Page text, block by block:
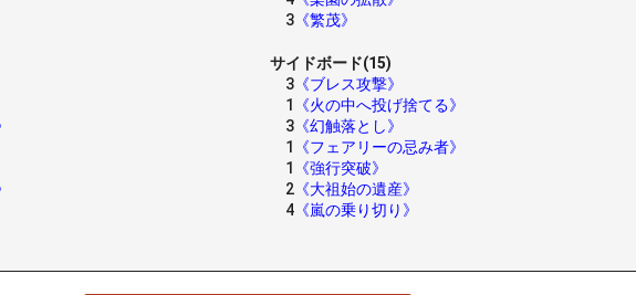
3 《繁茂》
サイドボード(15)
3 《ブレス攻撃》
1
《火の中へ投げ捨てる》
3 《幻触落とし》
1
《フェアリーの忌み者》
1
《強行突破》
2 《大祖始の遺産》
4 《嵐の乗り切り》